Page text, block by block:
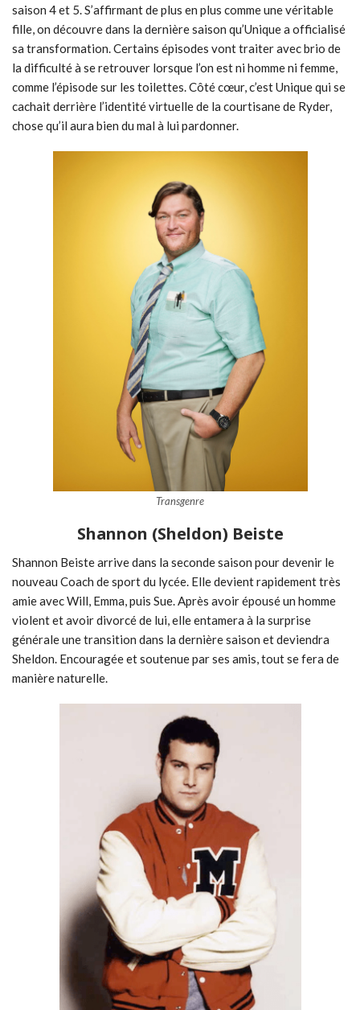
saison 4 et 5. S’affirmant de plus en plus comme une véritable
fille, on découvre dans la dernière saison qu’Unique a officialisé
sa transformation. Certains épisodes vont traiter avec brio de
la difficulté à se retrouver lorsque l’on est ni homme ni femme,
comme l’épisode sur les toilettes. Côté cœur, c’est Unique qui se
cachait derrière l’identité virtuelle de la courtisane de Ryder,
chose qu’il aura bien du mal à lui pardonner.
Transgenre
Shannon (Sheldon) Beiste
Shannon Beiste arrive dans la seconde saison pour devenir le
nouveau Coach de sport du lycée. Elle devient rapidement très
amie avec Will, Emma, puis Sue. Après avoir épousé un homme
violent et avoir divorcé de lui, elle entamera à la surprise
générale une transition dans la dernière saison et deviendra
Sheldon. Encouragée et soutenue par ses amis, tout se fera de
manière naturelle.